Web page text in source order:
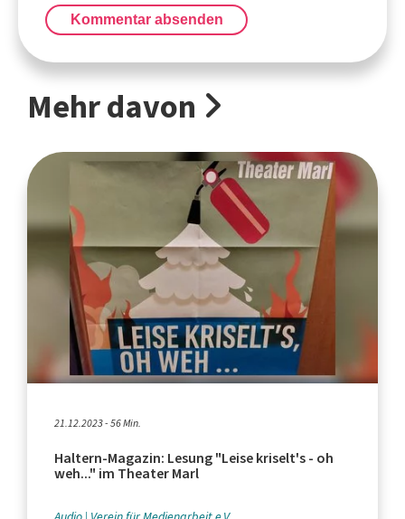
Kommentar absenden
Mehr davon
21.12.2023 - 56 Min.
Haltern-Magazin: Lesung "Leise kriselt's - oh
weh..." im Theater Marl